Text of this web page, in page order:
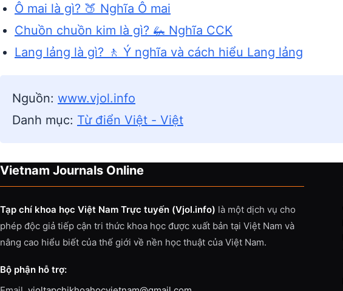
Ô mai là gì? 🍑 Nghĩa Ô mai
Chuồn chuồn kim là gì? 🦗 Nghĩa CCK
Lang lảng là gì? 🚶 Ý nghĩa và cách hiểu Lang lảng
Nguồn: www.vjol.info
Danh mục: Từ điển Việt - Việt
Vietnam Journals Online
Tạp chí khoa học Việt Nam Trực tuyến (Vjol.info) là một dịch vụ cho
phép độc giả tiếp cận tri thức khoa học được xuất bản tại Việt Nam và
nâng cao hiểu biết của thế giới về nền học thuật của Việt Nam.
Bộ phận hỗ trợ: